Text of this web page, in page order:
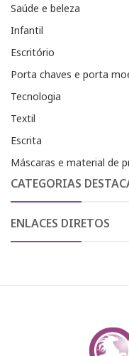
Saúde e beleza
Infantil
Escritório
Porta chaves e porta
Tecnologia
Textil
Escrita
Máscaras e material de
CATEGORIAS
ENLACES DIRETOS